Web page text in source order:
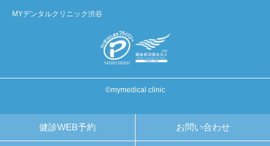
健診WEB予約 お問い合わせ
MYデンタルクリニック渋谷
©mymedical clinic